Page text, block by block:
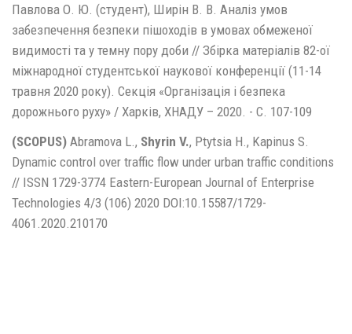
Павлова О. Ю. (студент), Ширін В. В. Аналіз умов
забезпечення безпеки пішоходів в умовах обмеженої
видимості та у темну пору доби // Збірка матеріалів 82-ої
міжнародної студентської наукової конференції (11-14
травня 2020 року). Секція «Організація і безпека
дорожнього руху» / Харків, ХНАДУ – 2020. - С. 107-109
(SCOPUS) Abramova L., Shyrin V., Ptytsia H., Kapinus S.
Dynamic control over traffic flow under urban traffic conditions
// ISSN 1729-3774 Eastern-European Journal of Enterprise
Technologies 4/3 (106) 2020 DOI:10.15587/1729-
4061.2020.210170